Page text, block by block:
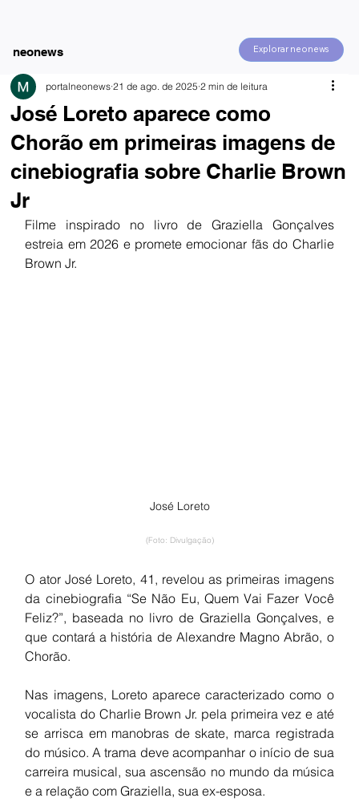
Explorar neonews
neonews
José Loreto aparece como
Chorão em primeiras imagens de
cinebiografia sobre Charlie Brown
Jr
portalneonews 21 de ago. de 2025 2 min de leitura
Filme inspirado no livro de Graziella Gonçalves
estreia em 2026 e promete emocionar fãs do Charlie
Brown Jr.
José Loreto
(Foto: Divulgação)
O ator José Loreto, 41, revelou as primeiras imagens
da cinebiografia “Se Não Eu, Quem Vai Fazer Você
Feliz?”, baseada no livro de Graziella Gonçalves, e
que contará a história de Alexandre Magno Abrão, o
Chorão.
Nas imagens, Loreto aparece caracterizado como o
vocalista do Charlie Brown Jr. pela primeira vez e até
se arrisca em manobras de skate, marca registrada
do músico. A trama deve acompanhar o início de sua
carreira musical, sua ascensão no mundo da música
e a relação com Graziella, sua ex-esposa.